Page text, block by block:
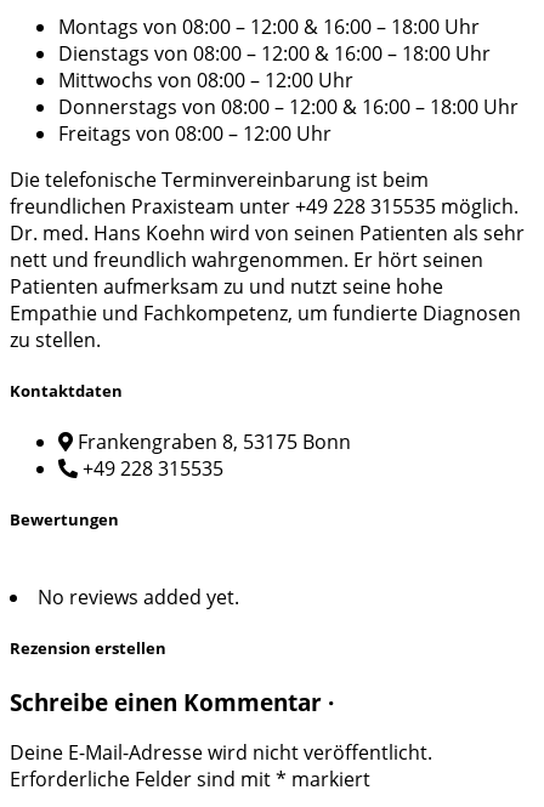
Montags von 08:00 – 12:00 & 16:00 – 18:00 Uhr
Dienstags von 08:00 – 12:00 & 16:00 – 18:00 Uhr
Mittwochs von 08:00 – 12:00 Uhr
Donnerstags von 08:00 – 12:00 & 16:00 – 18:00 Uhr
Freitags von 08:00 – 12:00 Uhr
Die telefonische Terminvereinbarung ist beim
freundlichen Praxisteam unter +49 228 315535 möglich.
Dr. med. Hans Koehn wird von seinen Patienten als sehr
nett und freundlich wahrgenommen. Er hört seinen
Patienten aufmerksam zu und nutzt seine hohe
Empathie und Fachkompetenz, um fundierte Diagnosen
zu stellen.
Kontaktdaten
Frankengraben 8, 53175 Bonn
+49 228 315535
Bewertungen
No reviews added yet.
Rezension erstellen
Schreibe einen Kommentar ·
Deine E-Mail-Adresse wird nicht veröffentlicht.
Erforderliche Felder sind mit* markiert